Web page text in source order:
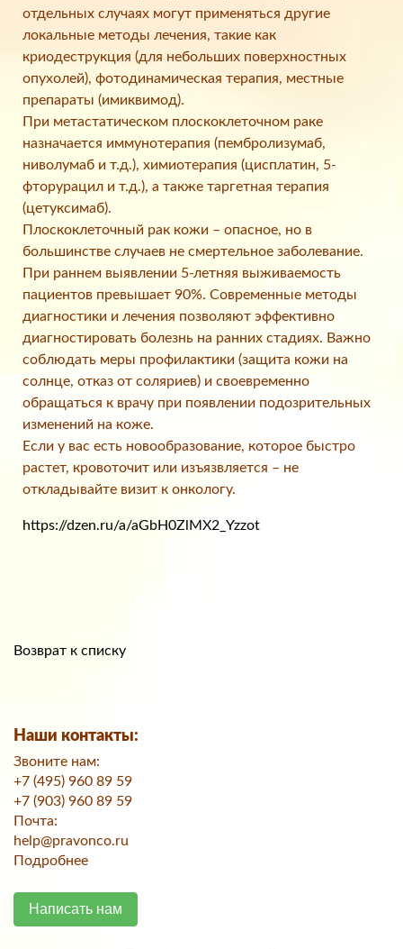
отдельных случаях могут применяться другие
локальные методы лечения, такие как
криодеструкция (для небольших поверхностных
опухолей), фотодинамическая терапия, местные
препараты (имиквимод).
При метастатическом плоскоклеточном раке
назначается иммунотерапия (пембролизумаб,
ниволумаб и т.д.), химиотерапия (цисплатин, 5-
фторурацил и т.д.), а также таргетная терапия
(цетуксимаб).
Плоскоклеточный рак кожи – опасное, но в
большинстве случаев не смертельное заболевание.
При раннем выявлении 5-летняя выживаемость
пациентов превышает 90%. Современные методы
диагностики и лечения позволяют эффективно
диагностировать болезнь на ранних стадиях. Важно
соблюдать меры профилактики (защита кожи на
солнце, отказ от соляриев) и своевременно
обращаться к врачу при появлении подозрительных
изменений на коже.
Если у вас есть новообразование, которое быстро
растет, кровоточит или изъязвляется – не
откладывайте визит к онкологу.
https://dzen.ru/a/aGbH0ZlMX2_Yzzot
Возврат к списку
Наши контакты:
Звоните нам:
+7 (495) 960 89 59
+7 (903) 960 89 59
Почта:
help@pravonco.ru
Подробнее
Написать нам